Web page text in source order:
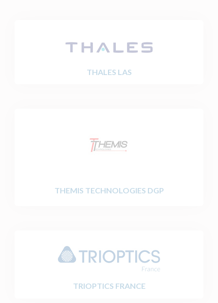
THALES LAS
THEMIS TECHNOLOGIES DGP
TRIOPTICS FRANCE